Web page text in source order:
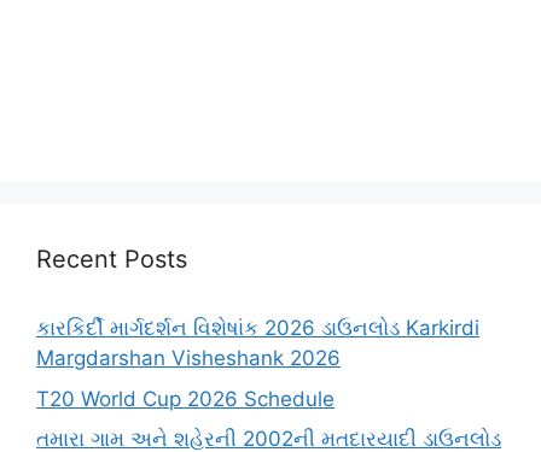
Recent Posts
કારકિર્દી માર્ગદર્શન વિશેષાંક 2026 ડાઉનલોડ Karkirdi
Margdarshan Visheshank 2026
T20 World Cup 2026 Schedule
તમારા ગામ અને શહેરની 2002ની મતદારયાદી ડાઉનલોડ